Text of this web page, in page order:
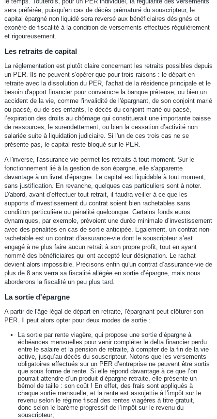
sera préférée, puisqu’en cas de décès prématuré du souscripteur, le
capital épargné non liquidé sera reversé aux bénéficiaires désignés et
exonéré de fiscalité à la condition de versements effectués régulièrement
et rigoureusement.
Les retraits de capital
La réglementation est plutôt claire concernant les retraits possibles depuis
un PER. Ils ne peuvent s'opérer que pour trois raisons : le départ en
retraite avec la dissolution du PER, l'achat de la résidence principale et le
besoin d'apport financier pour convaincre la banque prêteuse, ou bien un
accident de la vie, comme l'invalidité de l'épargnant, de son conjoint marié
ou pacsé, ou de ses enfants, le décès du conjoint marié ou pacsé,
l’expiration des droits au chômage qui constituerait une importante baisse
de ressources, le surendettement, ou bien la cessation d’activité non
salariée suite à liquidation judiciaire. Si l'un de ces trois cas ne se
présente pas, le capital reste bloqué sur le PER.
A l'inverse, l'assurance vie permet les retraits à tout moment. Sur le
fonctionnement lié à la gestion de son épargne, elle s'apparente
davantage à un livret d'épargne. Le capital est liquidable à tout moment,
sans justification. En revanche, quelques cas particuliers sont à noter.
D'abord, avant d’effectuer tout retrait, il faudra veiller à ce que les
supports d’investissement du contrat soient bien rachetables sans
condition particulière ou pénalité quelconque. Certains fonds euros
dynamiques, par exemple, prévoient une durée minimale d’investissement
avec des pénalités en cas de sortie anticipée. Egalement, un contrat non-
rachetable est un contrat d’assurance-vie dont le souscripteur s’est
engagé à ne plus faire aucun retrait à son propre profit, tout en ayant
nommé des bénéficiaires qui ont accepté leur désignation. Le rachat
devient alors impossible. Précisons enfin qu'un contrat d’assurance-vie de
plus de 8 ans verra sa fiscalité allégée en sortie d’épargne, mais nous
aborderons la fiscalité un peu plus tard.
La sortie d'épargne
A partir de l'âge légal de départ en retraite, l'épargnant peut clôturer son
PER. Il peut alors opter pour deux modes de sortie :
La sortie par rente viagère, qui propose une sortie d’épargne à
échéances mensuelles pour venir compléter le delta financier perdu
entre le salaire et la pension de retraite, à compter de la fin de la vie
active, jusqu’au décès du souscripteur. Notons que les versements
obligatoires effectués sur un PER d’entreprise ne peuvent être sortis
que sous forme de rente. Si elle répond davantage à ce que l’on
pourrait attendre d’un produit d’épargne retraite, elle présente un
bémol de taille : son coût ! En effet, des frais sont appliqués à
chaque sortie mensuelle, et la rente est assujettie à l’impôt sur le
revenu selon le régime fiscal des rentes viagères à titre gratuit,
donc selon le barème progressif de l’impôt sur le revenu du
souscripteur;